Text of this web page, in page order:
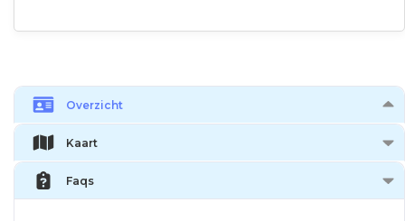
Overzicht
Kaart
Faqs